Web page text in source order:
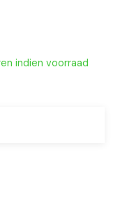
indien voorraad